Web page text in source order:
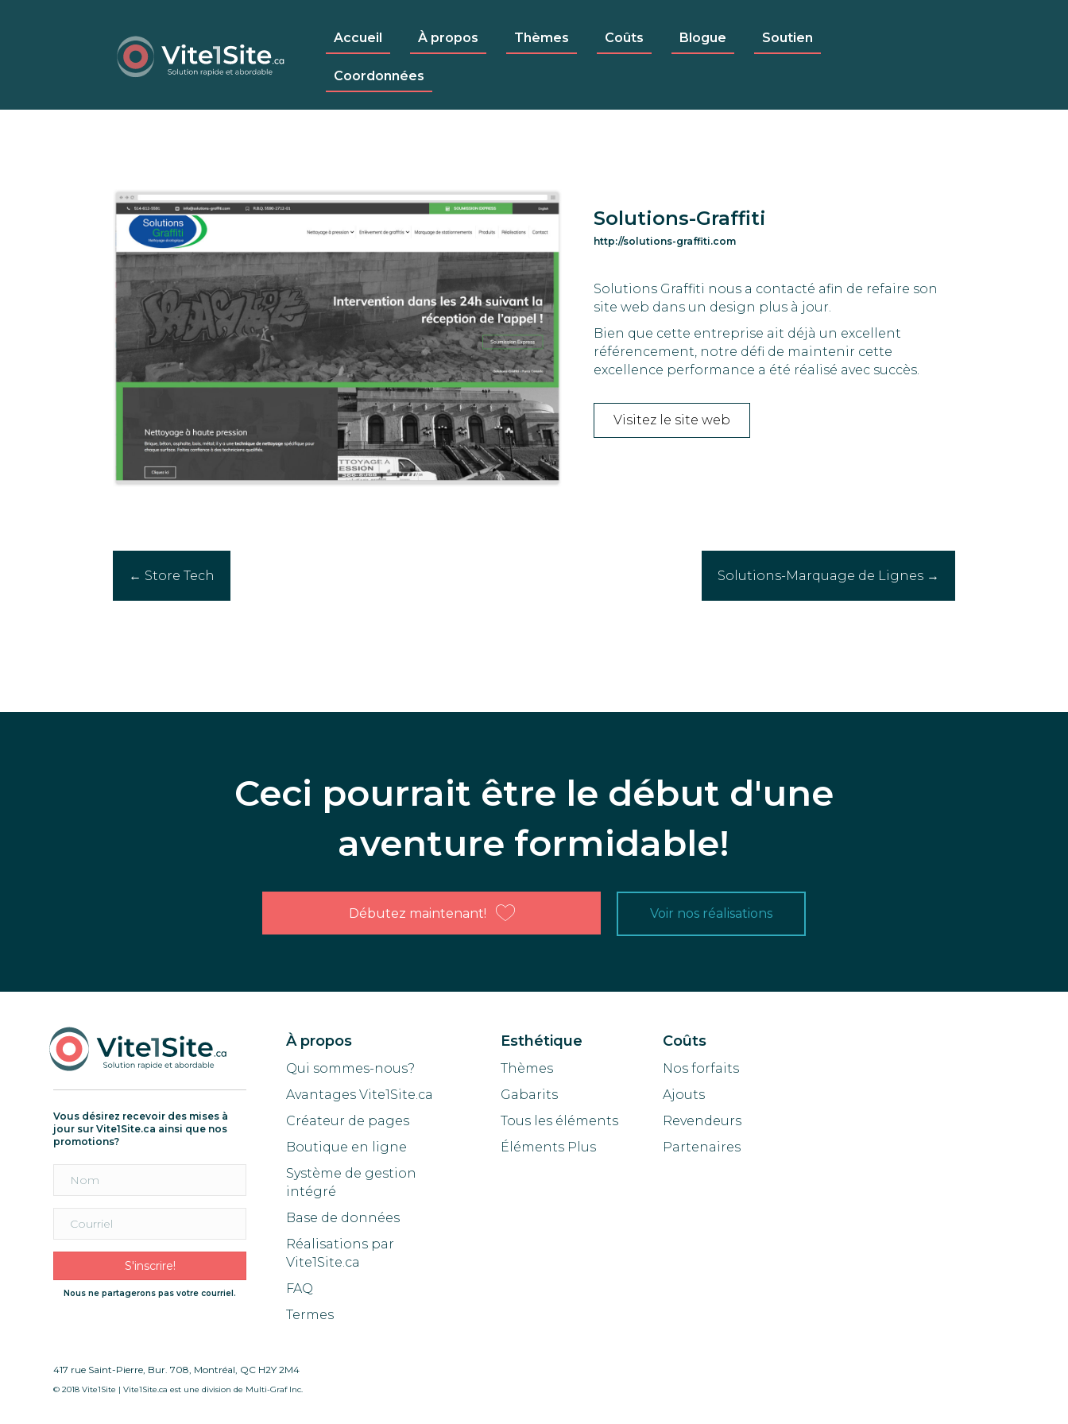
Accueil À propos Thèmes Coûts Blogue Soutien
Coordonnées
Solutions-Graffiti
http://solutions-graffiti.com
Solutions Graffiti nous a contacté afin de refaire son
site web dans un design plus à jour.
Bien que cette entreprise ait déjà un excellent
référencement, notre défi de maintenir cette
excellence performance a été réalisé avec succès.
Visitez le site web
Posts
navigation
← Store Tech Solutions-Marquage de Lignes →
Ceci pourrait être le début d'une
aventure formidable!
Débutez maintenant! Voir nos réalisations
Vous désirez recevoir des mises à
jour sur Vite1Site.ca ainsi que nos
promotions?
S'inscrire!
Nous ne partagerons pas votre courriel.
À propos
Qui sommes-nous?
Avantages Vite1Site.ca
Créateur de pages
Boutique en ligne
Système de gestion
intégré
Base de données
Réalisations par
Vite1Site.ca
FAQ
Termes
Esthétique
Thèmes
Gabarits
Tous les éléments
Éléments Plus
Coûts
Nos forfaits
Ajouts
Revendeurs
Partenaires
417 rue Saint-Pierre, Bur. 708, Montréal, QC H2Y 2M4
© 2018 Vite1Site | Vite1Site.ca est une division de Multi-Graf Inc.